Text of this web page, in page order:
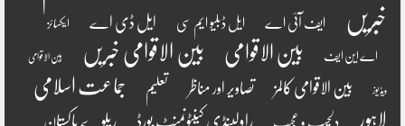
خبریں
ایف آئی اے ایل ڈبلیو ایم سی ایل ڈی اے ایکسائز
اے این ایف بین الاقوامی بین الاقوامی خبریں بین الاقوامی
ویڈیوز بین الاقوامی کالمز تصاویر اور مناظر تعلیم
جماعت اسلامی
لاہور
دلچسپ و عجیب راولپنڈی کینٹونمنٹ بورڈ ریلوے پاکستان